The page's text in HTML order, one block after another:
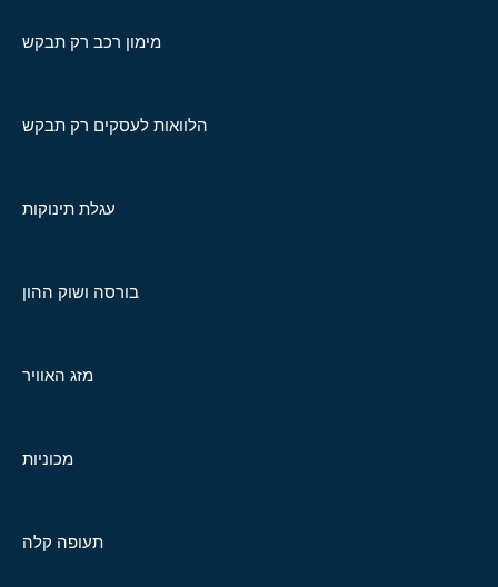
מימון רכב רק תבקש
הלוואות לעסקים רק תבקש
עגלת תינוקות
בורסה ושוק ההון
מזג האוויר
מכוניות
תעופה קלה